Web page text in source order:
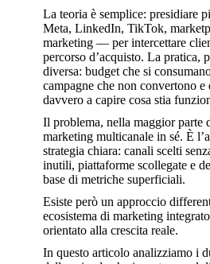
La teoria è semplice: presidiare
Meta, LinkedIn, TikTok,
marketing — per intercettare
percorso d’acquisto. La pratica,
diversa: budget che si
campagne che non convertono
davvero a capire cosa stia
Il problema, nella maggior parte
marketing multicanale in sé. È
strategia chiara: canali scelti
inutili, piattaforme scollegate e
base di metriche superficiali.
Esiste però un approccio
ecosistema di marketing
orientato alla crescita reale.
In questo articolo analizziamo i